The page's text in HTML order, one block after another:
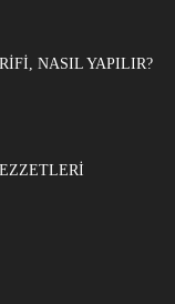
NASIL YAPILIR?